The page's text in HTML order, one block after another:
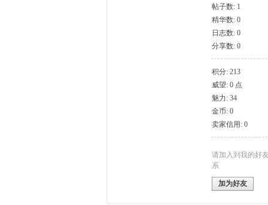
帖子数: 1
精华数: 0
日志数: 0
分享数: 0
积分: 213
威望: 0 点
魅力: 34
金币: 0
卖家信用: 0
请加入到我的好
系
加为好友